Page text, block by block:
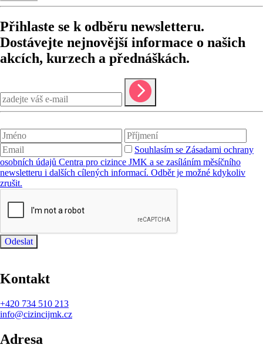
Přihlaste se k odběru newsletteru.
Dostávejte nejnovější informace o našich
akcích, kurzech a přednáškách.
Souhlasím se Zásadami ochrany
osobních údajů Centra pro cizince JMK a se zasíláním měsíčního
newsletteru i dalších cílených informací. Odběr je možné kdykoliv
zrušit.
Odeslat
Kontakt
+420 734 510 213
info@cizincijmk.cz
Adresa